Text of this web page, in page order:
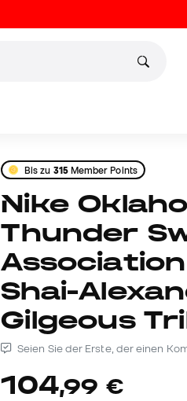
Bis zu 315Member Points
Nike Oklahoma City
Thunder
Shai-
Gilgeous
Seien Sie der Erste, der einen
104,99 €